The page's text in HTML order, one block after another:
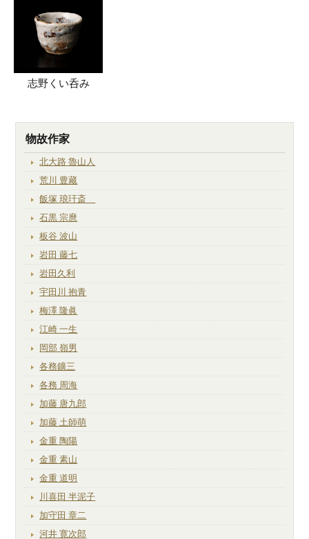
志野くい呑み
物故作家
北大路 魯山人
荒川 豊藏
飯塚 琅玕斎
石黒 宗麿
板谷 波山
岩田 藤七
岩田久利
宇田川 抱青
梅澤 隆眞
江崎 一生
岡部 嶺男
各務鑛三
各務 周海
加藤 唐九郎
加藤 土師萌
金重 陶陽
金重 素山
金重 道明
川喜田 半泥子
加守田 章二
河井 寛次郎